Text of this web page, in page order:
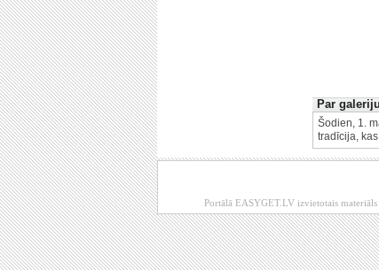
Par galeriju
Šodien, 1.
tradīcija,
Portālā EASYGET.LV izvietotais